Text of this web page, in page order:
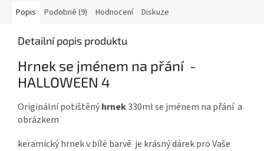
Popis Podobné (9) Hodnocení Diskuze
Detailní popis produktu
Hrnek se jménem na přání -
HALLOWEEN 4
Originální potištěnýhrnek330ml se jménem na přání a
obrázkem
keramický hrnek v bílé barvě je krásný dárek pro Vaše